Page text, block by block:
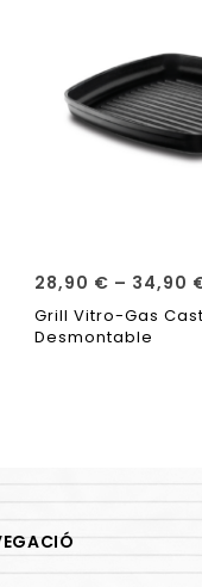
28,90 € – 34,90
Grill Vitro-Gas
Desmontable